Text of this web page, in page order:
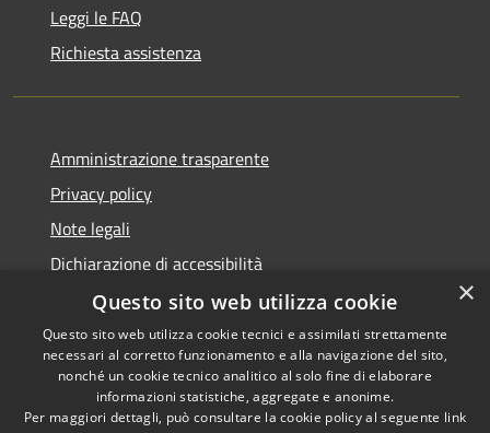
Leggi le FAQ
Richiesta assistenza
Amministrazione trasparente
Privacy policy
Note legali
Dichiarazione di accessibilità
Accessibilità
Privacy
Copyright © 2026 • Comune di
Atri • Powered by
Municipium•Accesso
×
Questo sito web utilizza cookie
Questo sito web utilizza cookie tecnici e assimilati strettamente
necessari al corretto funzionamento e alla navigazione del sito,
nonché un cookie tecnico analitico al solo fine di elaborare
informazioni statistiche, aggregate e anonime.
Per maggiori dettagli, può consultare la cookie policy al seguente link